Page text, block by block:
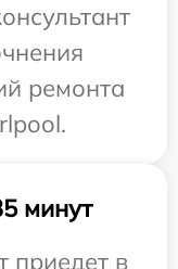
ремонта
минут
приедет в